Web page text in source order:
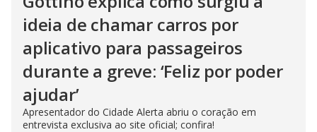
ideia de chamar carros por
aplicativo para passageiros
durante a greve: ‘Feliz por poder
ajudar’
Apresentador do Cidade Alerta abriu o coração em
entrevista exclusiva ao site oficial; confira!